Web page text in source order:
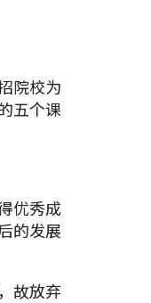
院校为
五个课
优秀成
的发展
故放弃